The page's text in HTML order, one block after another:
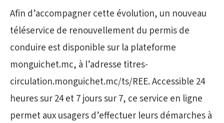
Afin d’accompagner cette évolution, un nouveau
téléservice de renouvellement du permis de
conduire est disponible sur la plateforme
monguichet.mc, à l’adresse titres-
circulation.monguichet.mc/ts/REE. Accessible 24
heures sur 24 et 7 jours sur 7, ce service en ligne
permet aux usagers d’effectuer leurs démarches à